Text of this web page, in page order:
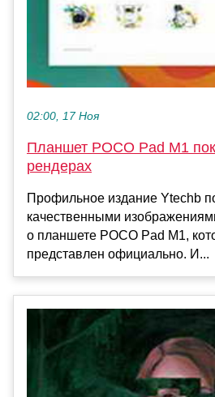
02:00, 17 Ноя
Планшет POCO Pad M1
рендерах
Профильное издание Ytechb
качественными
о планшете POCO Pad M1,
представлен официально. И...